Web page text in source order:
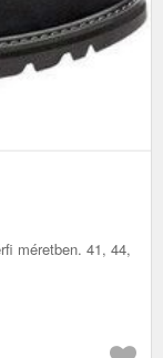
méretben. 41, 44,